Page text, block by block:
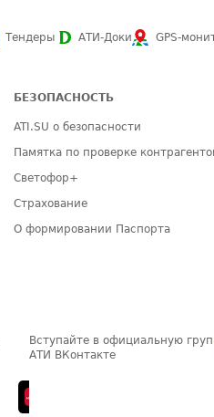
Тендеры АТИ-Доки GPS-
БЕЗОПАСНОСТЬ
ATI.SU о безопасности
Памятка по проверке
Светофор+
Страхование
О формировании Паспорта
Вступайте в официальную
АТИ ВКонтакте